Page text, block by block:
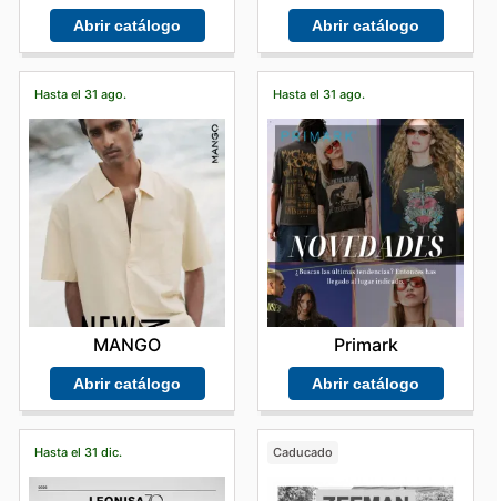
Abrir catálogo Abrir catálogo
Hasta el 31 ago.
MANGO
Abrir catálogo
Hasta el 31 ago.
Primark
Abrir catálogo
Hasta el 31 dic. Caducado